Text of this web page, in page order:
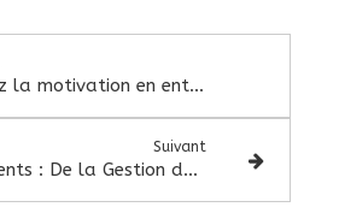
Réveillez la motivation en entreprise grâce à la sophrologie
Suivant
Clients Mécontents : De la Gestion des Conflits à une Relation de Confiance